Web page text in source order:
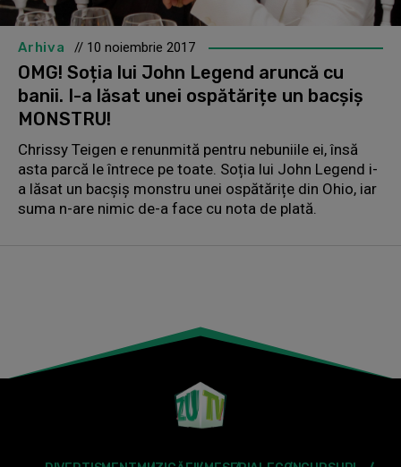
Arhiva // 10 noiembrie 2017
OMG! Soția lui John Legend aruncă cu
banii. I-a lăsat unei ospătărițe un bacșiș
MONSTRU!
Chrissy Teigen e renunmită pentru nebuniile ei, însă
asta parcă le întrece pe toate. Soția lui John Legend i-
a lăsat un bacșiș monstru unei ospătărițe din Ohio, iar
suma n-are nimic de-a face cu nota de plată.